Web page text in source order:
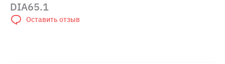
DIA65.1
Оставить отзыв